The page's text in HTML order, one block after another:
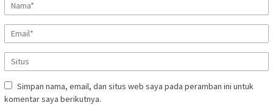
Simpan nama, email, dan situs web saya pada peramban ini untuk
komentar saya berikutnya.